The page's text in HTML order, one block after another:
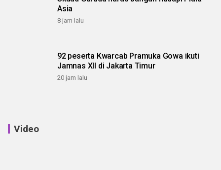
Asia
8 jam lalu
92 peserta Kwarcab Pramuka Gowa ikuti
Jamnas XII di Jakarta Timur
20 jam lalu
Video